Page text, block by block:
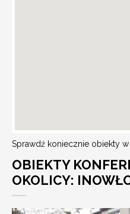
Sprawdź koniecznie obiekty
OBIEKTY
OKOLICY: